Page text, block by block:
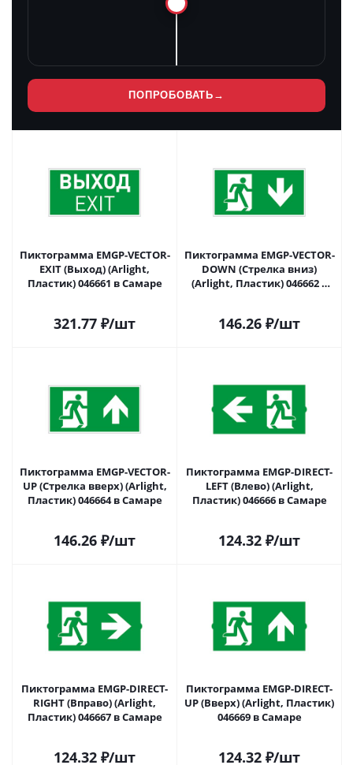
ПОПРОБОВАТЬ →
Пиктограмма EMGP-VECTOR-
EXIT (Выход) (Arlight,
Пластик) 046661 в Самаре
321.77 ₽/шт
Пиктограмма EMGP-VECTOR-
DOWN (Стрелка вниз)
(Arlight, Пластик) 046662 в
146.26 ₽/шт
Пиктограмма EMGP-VECTOR-
UP (Стрелка вверх) (Arlight,
Пластик) 046664 в Самаре
146.26 ₽/шт
Пиктограмма EMGP-DIRECT-
LEFT (Влево) (Arlight,
Пластик) 046666 в Самаре
124.32 ₽/шт
Пиктограмма EMGP-DIRECT-
RIGHT (Вправо) (Arlight,
Пластик) 046667 в Самаре
124.32 ₽/шт
Пиктограмма EMGP-DIRECT-
UP (Вверх) (Arlight, Пластик)
046669 в Самаре
124.32 ₽/шт